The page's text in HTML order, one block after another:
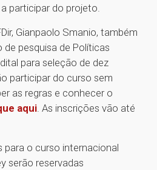
participar do projeto.
Gianpaolo Smanio, também
pesquisa de Políticas
para seleção de dez
participar do curso sem
as regras e conhecer o
aqui. As inscrições vão até
para o curso internacional
serão reservadas